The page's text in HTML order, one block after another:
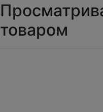
товаром